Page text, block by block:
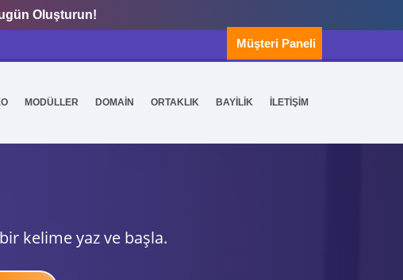
Oluşturun!
Müşteri Paneli
MODÜLLER DOMAİN ORTAKLIK BAYİLİK İLETİŞİM
kelime yaz ve başla.